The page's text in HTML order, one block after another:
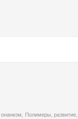
онанизм Полимеры ,развитие